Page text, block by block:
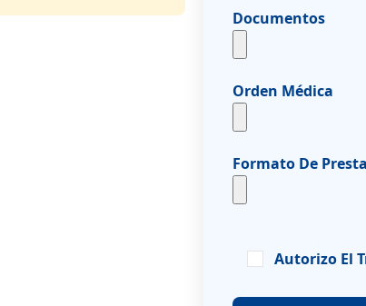
Documentos
Orden Médica
Formato De
Autorizo El